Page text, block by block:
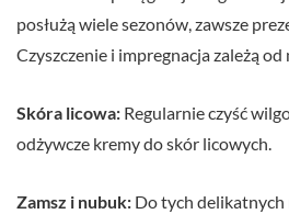
posłużą wiele sezonów, zawsze
Czyszczenie i impregnacja zależą od
Skóra licowa: Regularnie czyść
odżywcze kremy do skór licowych.
Zamsz i nubuk: Do tych delikatnych